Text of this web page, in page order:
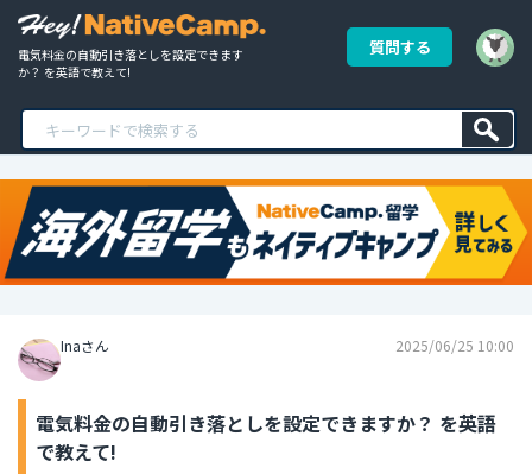
電気料金の自動引き落としを設定できます
か？ を英語で教えて!
質問する
Inaさん 2025/06/25 10:00
電気料金の自動引き落としを設定できますか？ を英語
で教えて!